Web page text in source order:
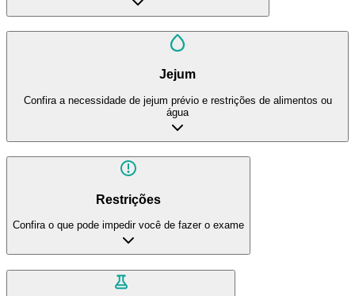
Jejum
Confira a necessidade de jejum prévio e restrições de alimentos ou
água
Restrições
Confira o que pode impedir você de fazer o exame